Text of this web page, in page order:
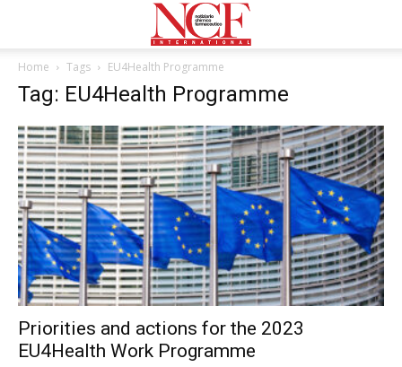
Home Tags EU4Health Programme
Tag: EU4Health Programme
Priorities and actions for the 2023
EU4Health Work Programme